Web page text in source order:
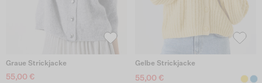
Graue Strickjacke
55,00 €
Gelbe Strickjacke
55,00 €